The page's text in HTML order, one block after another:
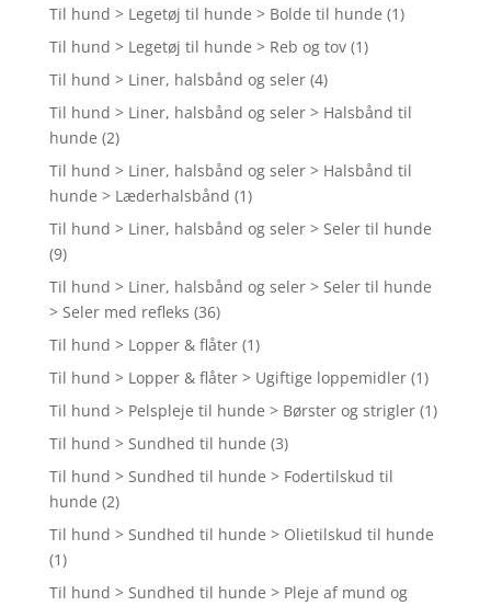
Til hund > Legetøj til hunde > Bolde til hunde (1)
Til hund > Legetøj til hunde > Reb og tov (1)
Til hund > Liner, halsbånd og seler (4)
Til hund > Liner, halsbånd og seler > Halsbånd til
hunde (2)
Til hund > Liner, halsbånd og seler > Halsbånd til
hunde > Læderhalsbånd (1)
Til hund > Liner, halsbånd og seler > Seler til hunde
(9)
Til hund > Liner, halsbånd og seler > Seler til hunde
> Seler med refleks (36)
Til hund > Lopper & flåter (1)
Til hund > Lopper & flåter > Ugiftige loppemidler (1)
Til hund > Pelspleje til hunde > Børster og strigler (1)
Til hund > Sundhed til hunde (3)
Til hund > Sundhed til hunde > Fodertilskud til
hunde (2)
Til hund > Sundhed til hunde > Olietilskud til hunde
(1)
Til hund > Sundhed til hunde > Pleje af mund og